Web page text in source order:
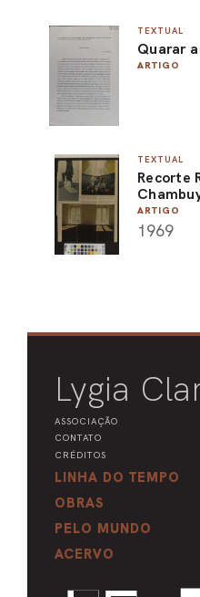
TEXTUAL
Quarar
ARTIGO
TEXTUAL
Recorte
ARTIGO
1969
Lygia
ASSOCIAÇÃO
CONTATO
CRÉDITOS
LINHA DO TEMPO
OBRAS
PELO MUNDO
ACERVO